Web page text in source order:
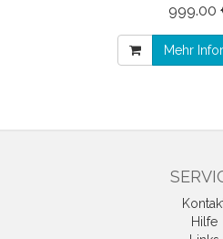
999.00
Mehr
Hilfe